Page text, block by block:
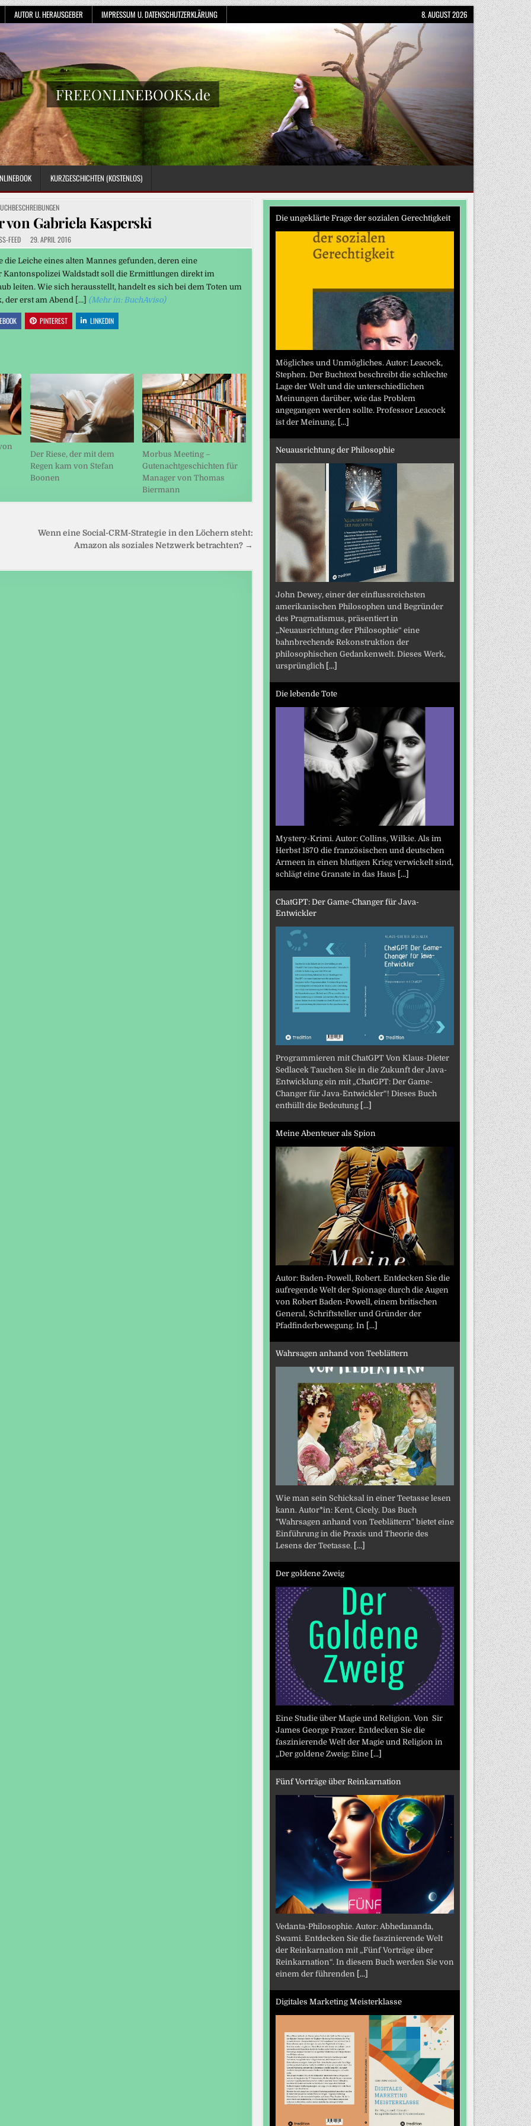
AUTOR U. HERAUSGEBER IMPRESSUM U. DATENSCHUTZERKLÄRUNG 8. AUGUST 2026
FREEONLINEBOOKS.de
KURZGESCHICHTEN (KOSTENLOS)
Gabriela Kasperski
FEED 29. APRIL 2016
Leiche eines alten Mannes gefunden, deren eine
Waldstadt soll die Ermittlungen direkt im
leiten. Wie sich herausstellt, handelt es sich bei dem Toten um
der erst am Abend […] (Mehr in: BuchAviso)
PINTEREST LINKEDIN
Der Riese, der mit dem
Regen kam von Stefan
Boonen
Morbus Meeting –
Gutenachtgeschichten für
Manager von Thomas
Biermann
Wenn eine Social-CRM-Strategie in den Löchern steht:
Amazon als soziales Netzwerk betrachten? →
Die ungeklärte Frage der sozialen Gerechtigkeit
Mögliches und Unmögliches. Autor: Leacock,
Stephen. Der Buchtext beschreibt die schlechte
Lage der Welt und die unterschiedlichen
Meinungen darüber, wie das Problem
angegangen werden sollte. Professor Leacock
ist der Meinung, [...]
Neuausrichtung der Philosophie
John Dewey, einer der einflussreichsten
amerikanischen Philosophen und Begründer
des Pragmatismus, präsentiert in
„Neuausrichtung der Philosophie“ eine
bahnbrechende Rekonstruktion der
philosophischen Gedankenwelt. Dieses Werk,
ursprünglich [...]
Die lebende Tote
Mystery-Krimi. Autor: Collins, Wilkie. Als im
Herbst 1870 die französischen und deutschen
Armeen in einen blutigen Krieg verwickelt sind,
schlägt eine Granate in das Haus [...]
ChatGPT: Der Game-Changer für Java-
Entwickler
Programmieren mit ChatGPT Von Klaus-Dieter
Sedlacek Tauchen Sie in die Zukunft der Java-
Entwicklung ein mit „ChatGPT: Der Game-
Changer für Java-Entwickler“! Dieses Buch
enthüllt die Bedeutung [...]
Meine Abenteuer als Spion
Autor: Baden-Powell, Robert. Entdecken Sie die
aufregende Welt der Spionage durch die Augen
von Robert Baden-Powell, einem britischen
General, Schriftsteller und Gründer der
Pfadfinderbewegung. In [...]
Wahrsagen anhand von Teeblättern
Wie man sein Schicksal in einer Teetasse lesen
kann. Autor*in: Kent, Cicely. Das Buch
"Wahrsagen anhand von Teeblättern" bietet eine
Einführung in die Praxis und Theorie des
Lesens der Teetasse. [...]
Der goldene Zweig
Eine Studie über Magie und Religion. Von Sir
James George Frazer. Entdecken Sie die
faszinierende Welt der Magie und Religion in
„Der goldene Zweig: Eine [...]
Fünf Vorträge über Reinkarnation
Vedanta-Philosophie. Autor: Abhedananda,
Swami. Entdecken Sie die faszinierende Welt
der Reinkarnation mit „Fünf Vorträge über
Reinkarnation“. In diesem Buch werden Sie von
einem der führenden [...]
Digitales Marketing Meisterklasse